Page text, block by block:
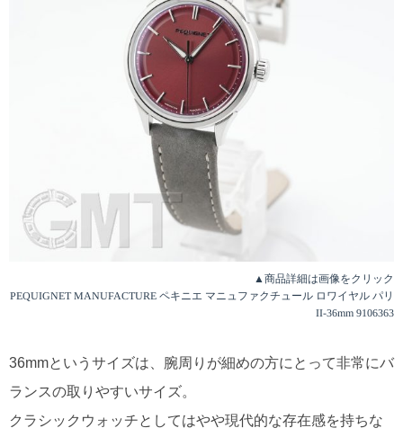
▲商品詳細は画像をクリック
PEQUIGNET MANUFACTURE ペキニエ マニュファクチュール ロワイヤル パリ
II-36mm 9106363
36mmというサイズは、腕周りが細めの方にとって非常にバ
ランスの取りやすいサイズ。
クラシックウォッチとしてはやや現代的な存在感を持ちな